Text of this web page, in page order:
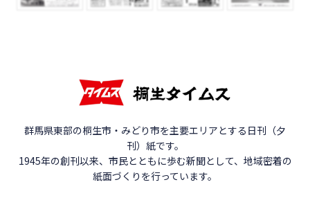
群馬県東部の桐生市・みどり市を主要エリアとする日刊（夕
刊）紙です。
1945年の創刊以来、市民とともに歩む新聞として、地域密着の
紙面づくりを行っています。